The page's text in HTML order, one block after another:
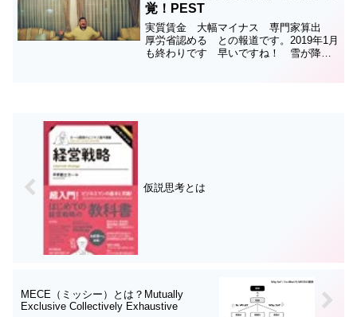
覚！PEST
実質賃金 大幅マイナス 専門家算出
厚労省認める との報道です。2019年1月
も終わりです 早いですね！ 雪が降り
仮説思考とは
MECE（ミッシー）とは？Mutually
Exclusive Collectively Exhaustive